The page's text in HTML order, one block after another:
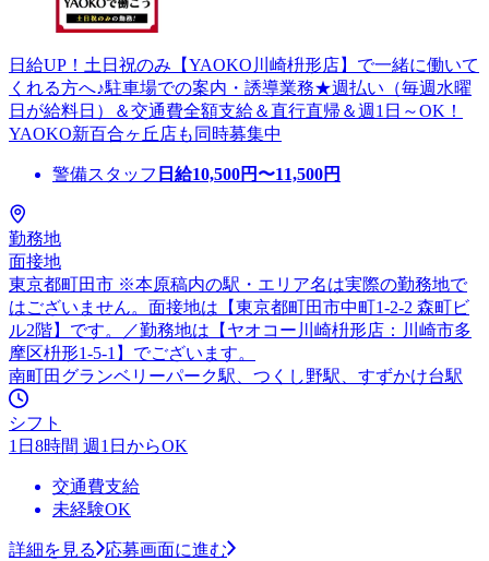
日給UP！土日祝のみ【YAOKO川崎枡形店】で一緒に働いて
くれる方へ♪駐車場での案内・誘導業務★週払い（毎週水曜
日が給料日）＆交通費全額支給＆直行直帰＆週1日～OK！
YAOKO新百合ヶ丘店も同時募集中
警備スタッフ 日給10,500円〜11,500円
勤務地
面接地
東京都町田市 ※本原稿内の駅・エリア名は実際の勤務地で
はございません。面接地は【東京都町田市中町1-2-2 森町ビ
ル2階】です。／勤務地は【ヤオコー川崎枡形店：川崎市多
摩区枡形1-5-1】でございます。
南町田グランベリーパーク駅、つくし野駅、すずかけ台駅
シフト
1日8時間 週1日からOK
交通費支給
未経験OK
詳細を見る
応募画面に進む